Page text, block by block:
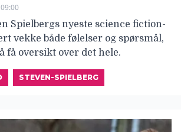
Spielbergs nyeste science fiction-
vekke både følelser og spørsmål,
få oversikt over det hele.
STEVEN-SPIELBERG